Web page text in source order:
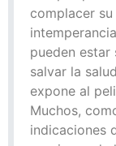
complacer
pueden estar
salvar la
expone al
Muchos,
indicaciones